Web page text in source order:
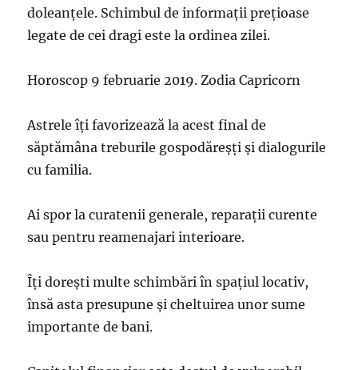
doleanțele. Schimbul de informații prețioase
legate de cei dragi este la ordinea zilei.
Horoscop 9 februarie 2019. Zodia Capricorn
Astrele îți favorizează la acest final de
săptămâna treburile gospodăreșți și dialogurile
cu familia.
Ai spor la curatenii generale, reparații curente
sau pentru reamenajari interioare.
Îți dorești multe schimbări în spațiul locativ,
însă asta presupune și cheltuirea unor sume
importante de bani.